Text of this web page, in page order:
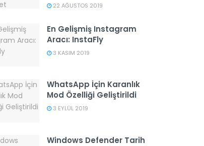
22 AĞUSTOS 2019
En Gelişmiş Instagram
Aracı: InstaFly
3 KASIM 2019
WhatsApp İçin Karanlık
Mod Özelliği Geliştirildi
3 EYLÜL 2019
Windows Defender Tarih